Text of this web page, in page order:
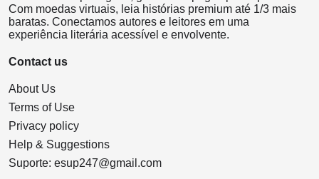
Com moedas virtuais, leia histórias premium até 1/3 mais
baratas. Conectamos autores e leitores em uma
experiência literária acessível e envolvente.
Contact us
About Us
Terms of Use
Privacy policy
Help & Suggestions
Suporte: esup247@gmail.com